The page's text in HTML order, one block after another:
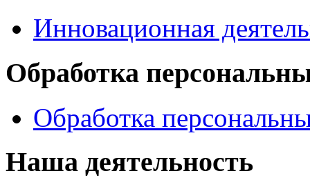
Инновационная
Обработка
Обработка
Наша деятельность